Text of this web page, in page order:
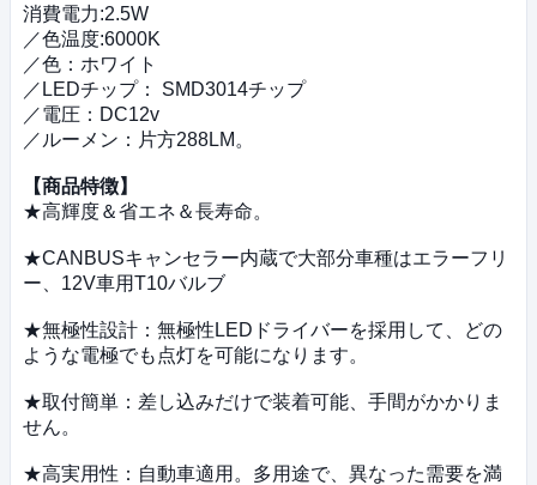
消費電力:2.5W
／色温度:6000K
／色：ホワイト
／LEDチップ： SMD3014チップ
／電圧：DC12v
／ルーメン：片方288LM。
【商品特徴】
★高輝度＆省エネ＆長寿命。
★CANBUSキャンセラー内蔵で大部分車種はエラーフリ
ー、12V車用T10バルブ
★無極性設計：無極性LEDドライバーを採用して、どの
ような電極でも点灯を可能になります。
★取付簡単：差し込みだけで装着可能、手間がかかりま
せん。
★高実用性：自動車適用。多用途で、異なった需要を満